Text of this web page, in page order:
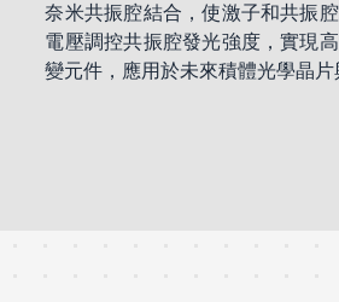
奈米共振腔結合，使激子和共振
電壓調控共振腔發光強度，實現
變元件，應用於未來積體光學晶片